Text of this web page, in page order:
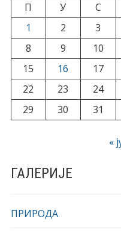
П У С
1
2 3
8
9 10
15
16 17
22
23 24
29
30 31
«
ГАЛЕРИЈЕ
ПРИРОДА